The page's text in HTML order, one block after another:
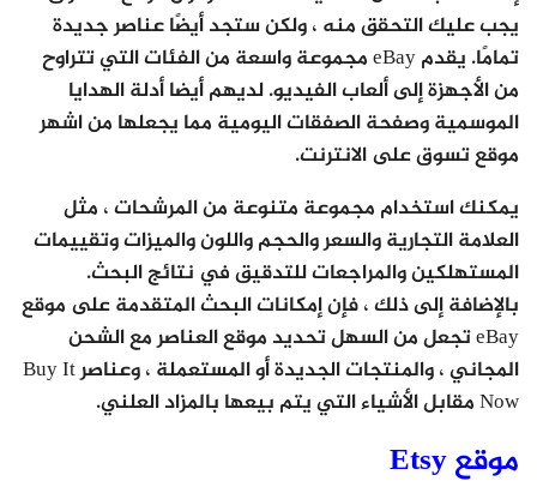
يجب عليك التحقق منه ، ولكن ستجد أيضًا عناصر جديدة
تمامًا. يقدم eBay مجموعة واسعة من الفئات التي تتراوح
من الأجهزة إلى ألعاب الفيديو. لديهم أيضا أدلة الهدايا
الموسمية وصفحة الصفقات اليومية مما يجعلها من اشهر
موقع تسوق على الانترنت.
يمكنك استخدام مجموعة متنوعة من المرشحات ، مثل
العلامة التجارية والسعر والحجم واللون والميزات وتقييمات
المستهلكين والمراجعات للتدقيق في نتائج البحث.
بالإضافة إلى ذلك ، فإن إمكانات البحث المتقدمة على موقع
eBay تجعل من السهل تحديد موقع العناصر مع الشحن
المجاني ، والمنتجات الجديدة أو المستعملة ، وعناصر Buy It
Now مقابل الأشياء التي يتم بيعها بالمزاد العلني.
موقع Etsy